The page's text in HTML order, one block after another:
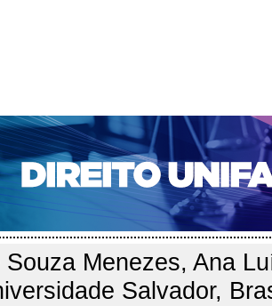
SOBRE ACESSO CADASTRO
EDIÇÕES DE Nº 1 A 100 WEBMAIL
> Perfil do autor
do autor
Souza Menezes, Ana
Salvador,